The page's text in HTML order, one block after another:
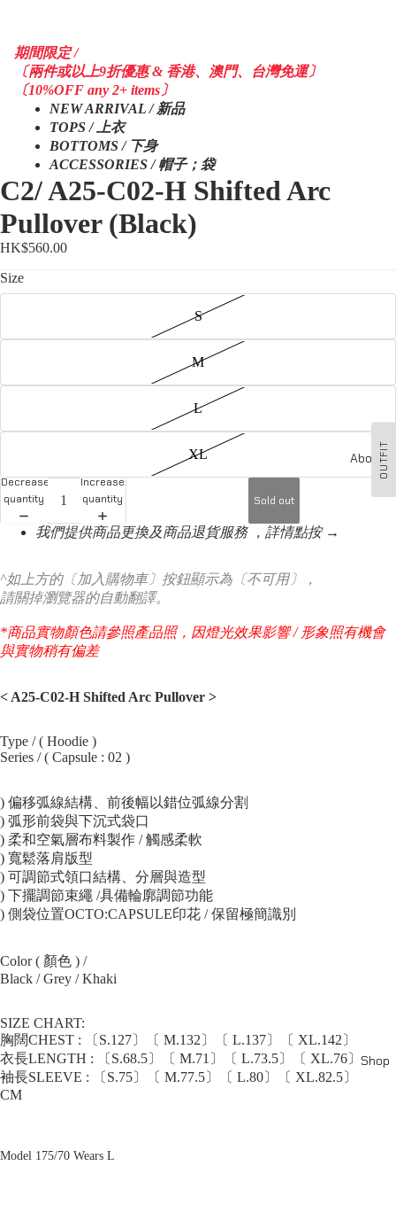
About
Shop
OUTFIT
期間限定 /
〔兩件或以上9折優惠 & 香港、澳門、台灣免運〕
〔10%OFF any 2+ items〕
NEW ARRIVAL / 新品
TOPS / 上衣
BOTTOMS / 下身
ACCESSORIES / 帽子；袋
C2/ A25-C02-H Shifted Arc
Pullover (Black)
HK$560.00
Size
S
M
L
XL
Decrease
quantity
Increase
quantity
Sold out
我們提供商品更換及商品退貨服務 ，詳情點按 →
^如上方的〔加入購物車〕按鈕顯示為〔不可用〕，
請關掉瀏覽器的自動翻譯。
*商品實物顏色請參照產品照，因燈光效果影響 / 形象照有機會
與實物稍有偏差
< A25-C02-H Shifted Arc Pullover >
Type / ( Hoodie )
Series / ( Capsule : 02 )
) 偏移弧線結構、前後幅以錯位弧線分割
) 弧形前袋與下沉式袋口
) 柔和空氣層布料製作 / 觸感柔軟
) 寬鬆落肩版型
) 可調節式領口結構、分層與造型
) 下擺調節束繩 /具備輪廓調節功能
) 側袋位置OCTO:CAPSULE印花 / 保留極簡識別
Color ( 顏色 ) /
Black / Grey / Khaki
SIZE CHART:
胸闊CHEST : 〔S.127〕〔 M.132〕〔 L.137〕〔 XL.142〕
衣長LENGTH : 〔S.68.5〕〔 M.71〕〔 L.73.5〕〔 XL.76〕
袖長SLEEVE : 〔S.75〕〔 M.77.5〕〔 L.80〕〔 XL.82.5〕
CM
Model 175/70 Wears L